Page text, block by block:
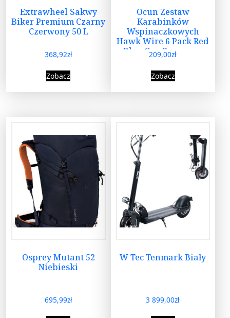
Extrawheel Sakwy
Biker Premium Czarny
Czerwony 50 L
368,92zł
Zobacz
Ocun Zestaw
Karabinków
Wspinaczkowych
Hawk Wire 6 Pack Red
Blue Grn Czerwony
209,00zł
Zobacz
Osprey Mutant 52
Niebieski
695,99zł
W Tec Tenmark Biały
3 899,00zł